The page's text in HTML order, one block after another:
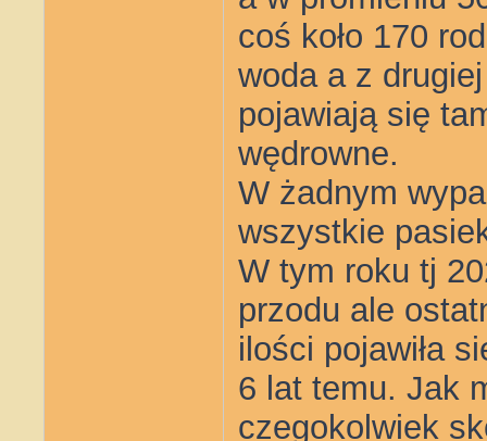
coś koło 170
woda a z
pojawiają się
wędrowne.
W żadnym
wszystkie
W tym roku tj
przodu ale
ilości pojawiła
6 lat temu. Jak
czegokolwiek